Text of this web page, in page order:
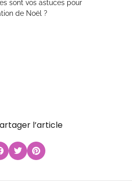
l’article
sont vos astuces pour
de Noël ?